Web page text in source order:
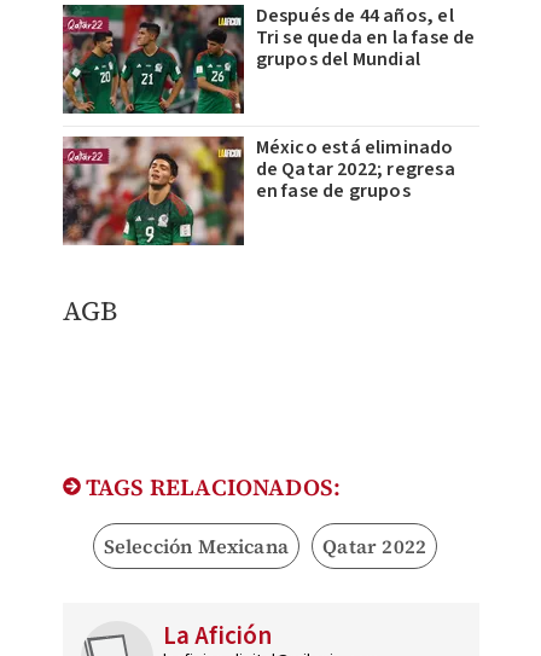
Después de 44 años, el
Tri se queda en la fase de
grupos del Mundial
México está eliminado
de Qatar 2022; regresa
en fase de grupos
AGB
TAGS RELACIONADOS:
Selección Mexicana Qatar 2022
La Afición